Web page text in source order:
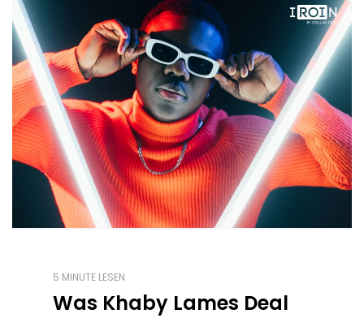
5 MINUTE LESEN
Was Khaby Lames Deal